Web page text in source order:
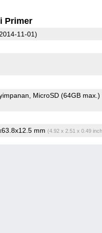
Primer
11-01)
MicroSD (64GB max.)
mm (4.92 x 2.51 x 0.49